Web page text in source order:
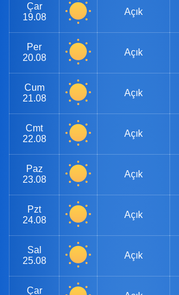
Çar
19.08
Açık
Per
20.08
Açık
Cum
21.08
Açık
Cmt
22.08
Açık
Paz
23.08
Açık
Pzt
24.08
Açık
Sal
25.08
Açık
Çar